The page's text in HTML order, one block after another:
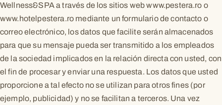
Wellness&SPA a través de los sitios web www.pestera.ro o
www.hotelpestera.ro mediante un formulario de contacto o
correo electrónico, los datos que facilite serán almacenados
para que su mensaje pueda ser transmitido a los empleados
de la sociedad implicados en la relación directa con usted, con
el fin de procesar y enviar una respuesta. Los datos que usted
proporcione a tal efecto no se utilizan para otros fines (por
ejemplo, publicidad) y no se facilitan a terceros. Una vez